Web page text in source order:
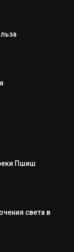
Пшиш
света в